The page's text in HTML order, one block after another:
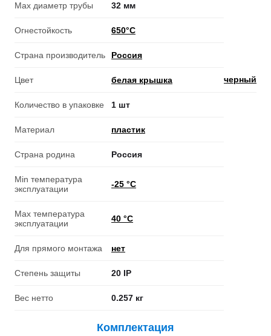
Max диаметр трубы 32 мм
Огнестойкость 650°C
Страна производитель Россия
Цвет белая крышка черный
Количество в упаковке 1 шт
Материал пластик
Страна родина Россия
Min температура
эксплуатации
-25 °С
Max температура
эксплуатации
40 °С
Для прямого монтажа нет
Степень защиты 20 IP
Вес нетто 0.257 кг
Комплектация